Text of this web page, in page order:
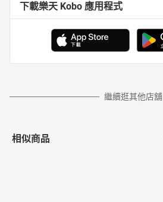
下載樂天 Kobo 應用程式
繼續逛其他店舖
相似商品